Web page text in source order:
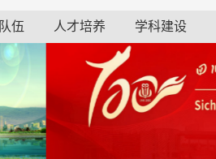
伍 人才培养 学科建设